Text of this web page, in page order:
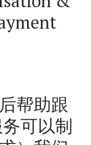
帮助跟
可以制